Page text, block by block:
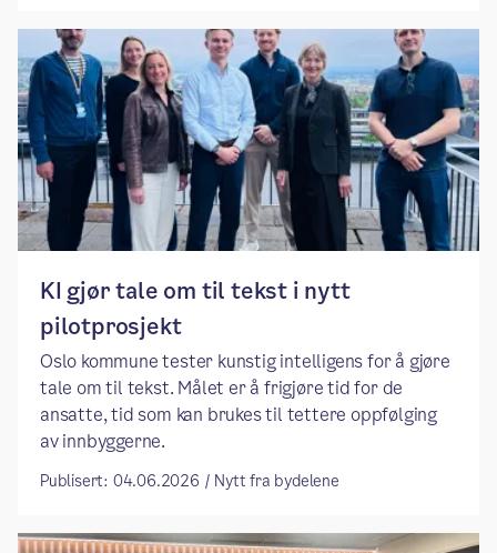
KI gjør tale om til tekst i nytt
pilotprosjekt
Oslo kommune tester kunstig intelligens for å gjøre
tale om til tekst. Målet er å frigjøre tid for de
ansatte, tid som kan brukes til tettere oppfølging
av innbyggerne.
Publisert: 04.06.2026 / Nytt fra bydelene